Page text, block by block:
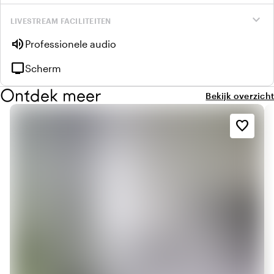
expand_more
LIVESTREAM FACILITEITEN
volume_up Professionele audio
tvScherm
Ontdek meer Bekijk overzicht
favorite_border